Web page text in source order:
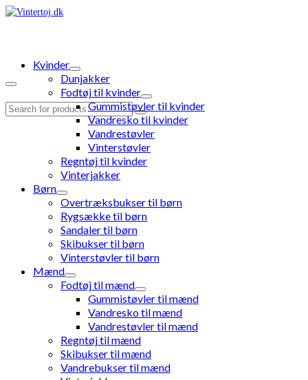
Search
Kvinder
Dunjakker
Fodtøj til kvinder
Gummistøvler til kvinder
Vandresko til kvinder
Vandrestøvler
Vinterstøvler
Regntøj til kvinder
Vinterjakker
Børn
Overtræksbukser til børn
Rygsække til børn
Sandaler til børn
Skibukser til børn
Vinterstøvler til børn
Mænd
Fodtøj til mænd
Gummistøvler til mænd
Vandresko til mænd
Vandrestøvler til mænd
Regntøj til mænd
Skibukser til mænd
Vandrebukser til mænd